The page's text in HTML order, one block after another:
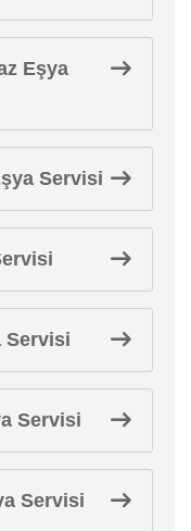
Eşya
Servisi
Servisi
Servisi
Servisi